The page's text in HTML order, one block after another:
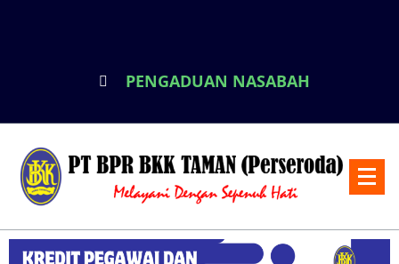
PENGADUAN NASABAH